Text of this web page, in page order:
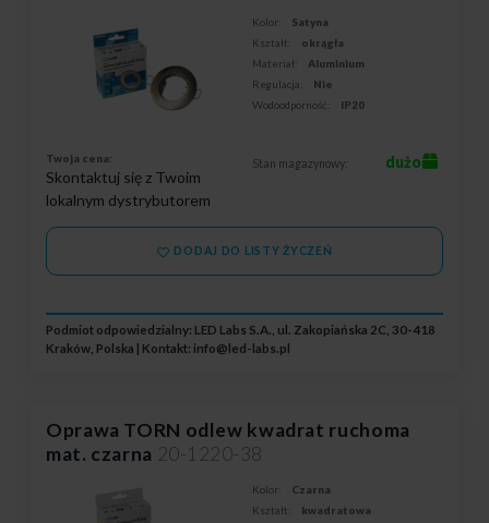
Kolor:
Satyna
Kształt:
okrągła
Materiał:
Aluminium
Regulacja:
Nie
Wodoodporność:
IP20
Twoja cena:
Skontaktuj się z Twoim
lokalnym dystrybutorem
Stan magazynowy: dużo
DODAJ DO LISTY ŻYCZEŃ
Podmiot odpowiedzialny: LED Labs S.A., ul. Zakopiańska 2C, 30-418
Kraków, Polska | Kontakt: info@led-labs.pl
Oprawa TORN odlew kwadrat ruchoma
mat. czarna 20-1220-38
Kolor:
Czarna
Kształt:
kwadratowa